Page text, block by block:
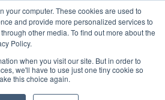
your computer. These cookies are used to
and provide more personalized services to
other media. To find out more about the
Policy.
when you visit our site. But in order to
we'll have to use just one tiny cookie so
this choice again.